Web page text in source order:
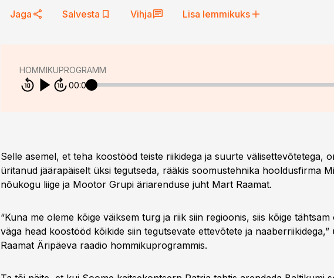
Jaga Salvesta Vihja Lisa lemmikuks
HOMMIKUPROGRAMM
00:00
Selle asemel, et teha koostööd teiste riikidega ja suurte välisettevõtetega,
üritanud jäärapäiselt üksi tegutseda, rääkis soomustehnika hooldusfirma
nõukogu liige ja Mootor Grupi äriarenduse juht Mart Raamat.
“Kuna me oleme kõige väiksem turg ja riik siin regioonis, siis kõige tähtsam
väga head koostööd kõikide siin tegutsevate ettevõtete ja naaberriikidega,”
Raamat Äripäeva raadio hommikuprogrammis.